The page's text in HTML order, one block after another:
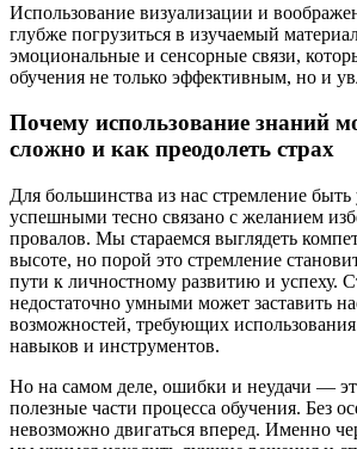
Использование визуализации и
глубже погрузиться в изучаемый
эмоциональные и сенсорные связи,
обучения не только эффективным, но и
Почему использование знаний
сложно и как преодолеть страх
Для большинства из нас стремление
успешными тесно связано с желанием
провалов. Мы стараемся выглядеть
высоте, но порой это стремление
пути к личностному развитию и успеху.
недостаточно умными может заставить
возможностей, требующих
навыков и инструментов.
Но на самом деле, ошибки и неудачи —
полезные части процесса обучения. Без
невозможно двигаться вперед. Именно